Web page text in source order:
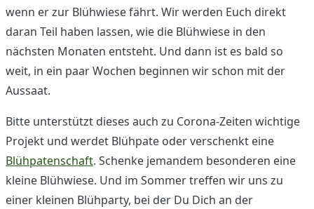
wenn er zur Blühwiese fährt. Wir werden Euch direkt
daran Teil haben lassen, wie die Blühwiese in den
nächsten Monaten entsteht. Und dann ist es bald so
weit, in ein paar Wochen beginnen wir schon mit der
Aussaat.
Bitte unterstützt dieses auch zu Corona-Zeiten wichtige
Projekt und werdet Blühpate oder verschenkt eine
Blühpatenschaft. Schenke jemandem besonderen eine
kleine Blühwiese. Und im Sommer treffen wir uns zu
einer kleinen Blühparty, bei der Du Dich an der